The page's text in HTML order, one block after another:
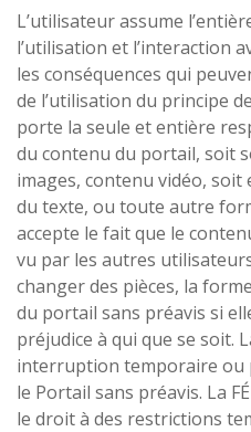
L’utilisateur assume
l’utilisation et l’interaction
les conséquences qui
de l’utilisation du principe
porte la seule et entière
du contenu du portail, soit
images, contenu vidéo,
du texte, ou toute autre
accepte le fait que le
vu par les autres
changer des pièces, la
du portail sans préavis si
préjudice à qui que se soit.
interruption temporaire ou
le Portail sans préavis. La
le droit à des restrictions